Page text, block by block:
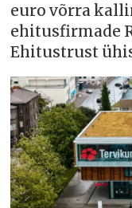
euro võrra
ehitusfirmade
Ehitustrust